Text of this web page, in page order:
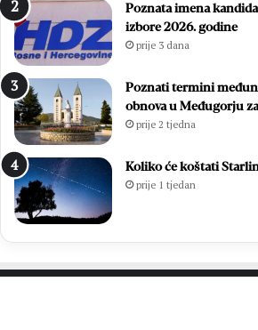
Poznata imena
izbore 2026. godine
prije 3 dana
Poznati termini
obnova u Međugorju
prije 2 tjedna
Koliko će koštati
prije 1 tjedan